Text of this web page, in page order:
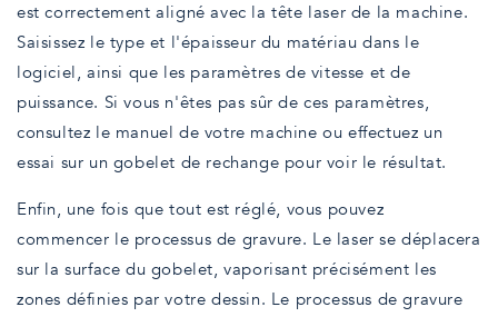
est correctement aligné avec la tête laser de la machine.
Saisissez le type et l'épaisseur du matériau dans le
logiciel, ainsi que les paramètres de vitesse et de
puissance. Si vous n'êtes pas sûr de ces paramètres,
consultez le manuel de votre machine ou effectuez un
essai sur un gobelet de rechange pour voir le résultat.
Enfin, une fois que tout est réglé, vous pouvez
commencer le processus de gravure. Le laser se déplacera
sur la surface du gobelet, vaporisant précisément les
zones définies par votre dessin. Le processus de gravure